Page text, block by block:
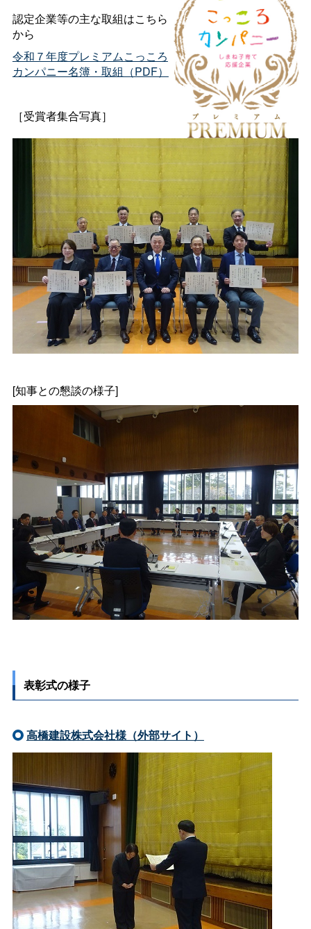
認定企業等の主な取組はこちら
から
令和７年度プレミアムこっころ
カンパニー名簿・取組（PDF）
［受賞者集合写真］
[知事との懇談の様子]
表彰式の様子
高橋建設株式会社様（外部サイト）